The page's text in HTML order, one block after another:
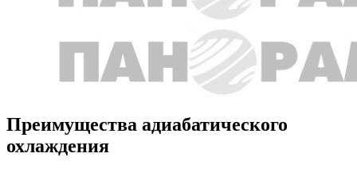
Преимущества адиабатического
охлаждения